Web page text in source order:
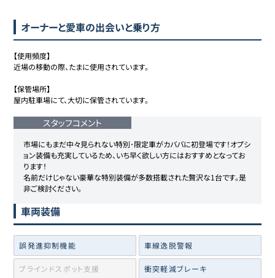
オーナーと愛車の出会いと乗り方
【使用頻度】
近場の移動の際、たまに使用されています。
【保管場所】
屋内駐車場にて、大切に保管されています。
スタッフコメント
市場にもまだ中々見られない特別･限定車がカババに初登場です！オプシ
ョン装備も充実しているため、いち早く欲しい方にはおすすめとなってお
ります！
名前だけじゃない豪華な特別装備が多数搭載された贅沢な1台です。是
非ご検討ください。
車両装備
誤発進抑制機能 車線逸脱警報
ブラインドスポット支援 衝突軽減ブレーキ